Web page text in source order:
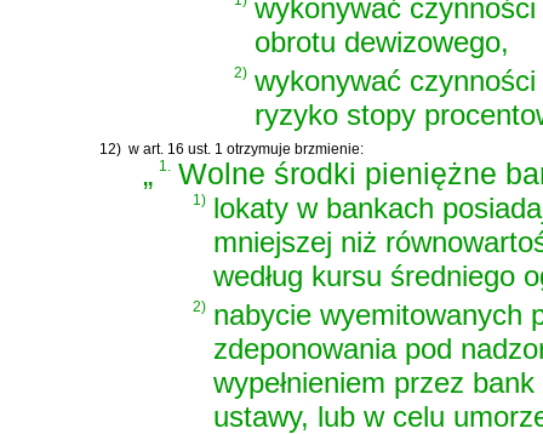
wykonywać czynności
obrotu dewizowego,
2) wykonywać
ryzyko stopy
12) w art. 16 ust. 1 otrzymuje brzmienie:
„1. Wolne środki pieniężne
1) lokaty w bankach
mniejszej niż
według kursu średniego
2) nabycie wyemitowanych
zdeponowania pod
wypełnieniem przez
ustawy, lub w celu